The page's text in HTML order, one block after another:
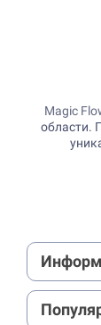
Magic
области.